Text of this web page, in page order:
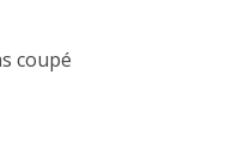
coupé